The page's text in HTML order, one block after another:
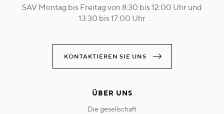
SAV Montag bis Freitag von 8:30 bis 12:00 Uhr und
13:30 bis 17:00 Uhr
KONTAKTIEREN SIE UNS
ÜBER UNS
die gesellschaft